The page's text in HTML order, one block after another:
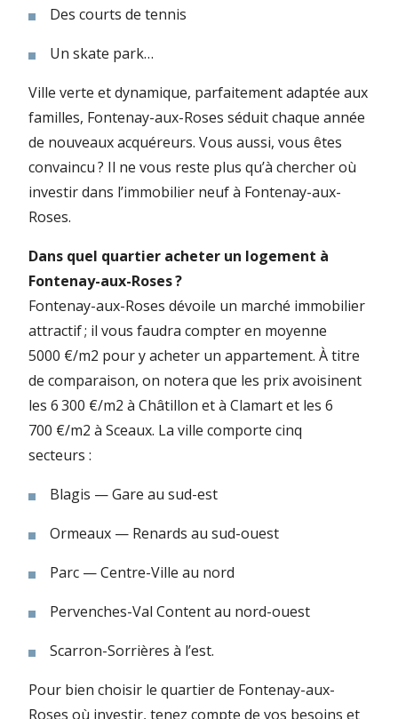
Des courts de tennis
Un skate park…
Ville verte et dynamique, parfaitement adaptée aux
familles, Fontenay-aux-Roses séduit chaque année
de nouveaux acquéreurs. Vous aussi, vous êtes
convaincu ? Il ne vous reste plus qu’à chercher où
investir dans l’immobilier neuf à Fontenay-aux-
Roses.
Dans quel quartier acheter un logement à
Fontenay-aux-Roses ?
Fontenay-aux-Roses dévoile un marché immobilier
attractif ; il vous faudra compter en moyenne
5000 €/m2 pour y acheter un appartement. À titre
de comparaison, on notera que les prix avoisinent
les 6 300 €/m2 à Châtillon et à Clamart et les 6
700 €/m2 à Sceaux. La ville comporte cinq
secteurs :
Blagis — Gare au sud-est
Ormeaux — Renards au sud-ouest
Parc — Centre-Ville au nord
Pervenches-Val Content au nord-ouest
Scarron-Sorrières à l’est.
Pour bien choisir le quartier de Fontenay-aux-
Roses où investir, tenez compte de vos besoins et